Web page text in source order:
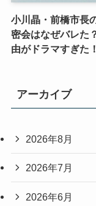
小川晶・前橋市長
密会はなぜバレた
由がドラマすぎた！
アーカイブ
2026年8月
2026年7月
2026年6月